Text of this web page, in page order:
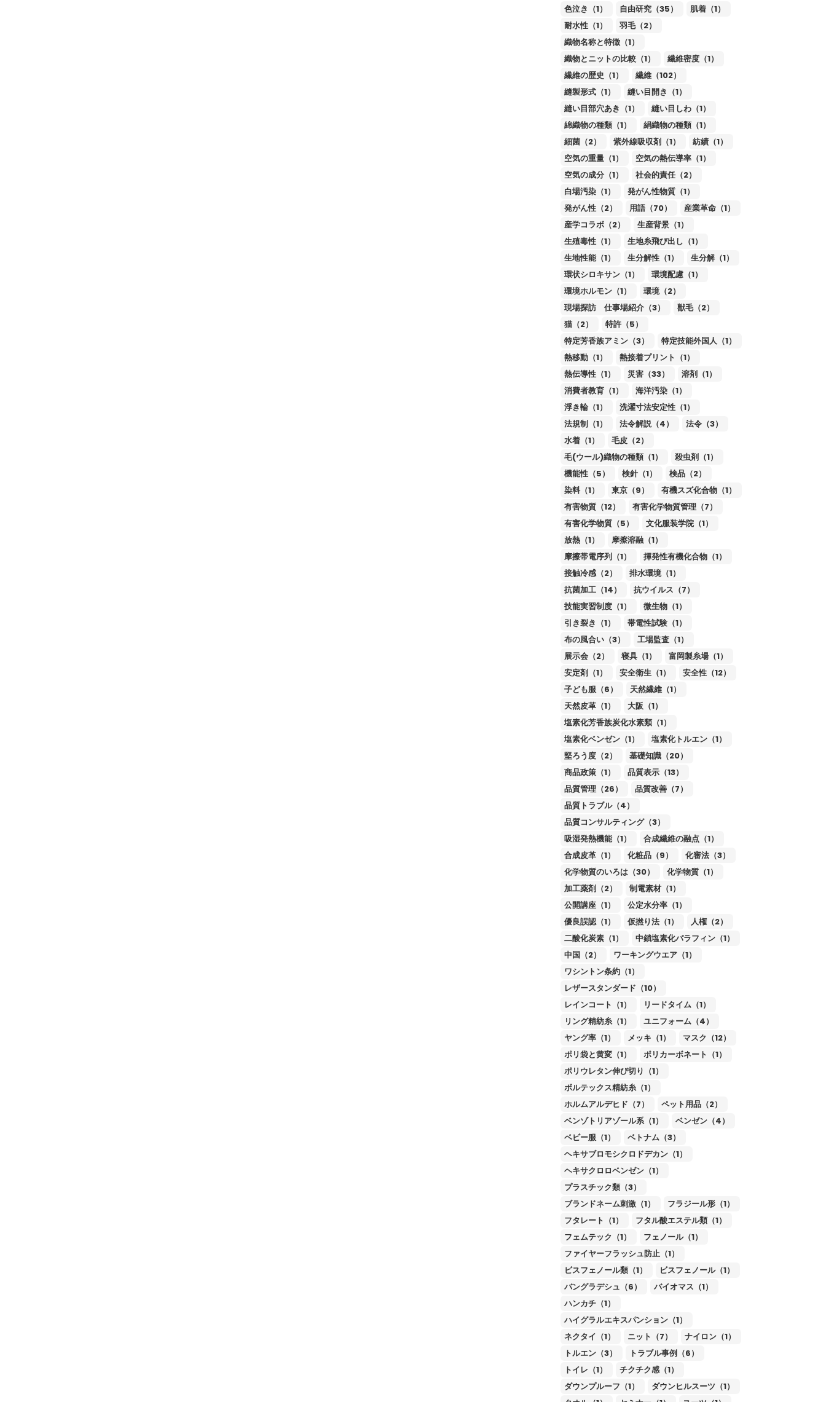
色泣き（1）
自由研究（35）
肌着（1）
耐水性（1）
羽毛（2）
織物名称と特徴（1）
織物とニットの比較（1）
繊維密度（1）
繊維の歴史（1）
繊維（102）
縫製形式（1）
縫い目開き（1）
縫い目部穴あき（1）
縫い目しわ（1）
綿織物の種類（1）
絹織物の種類（1）
細菌（2）
紫外線吸収剤（1）
紡績（1）
空気の重量（1）
空気の熱伝導率（1）
空気の成分（1）
社会的責任（2）
白場汚染（1）
発がん性物質（1）
発がん性（2）
用語（70）
産業革命（1）
産学コラボ（2）
生産背景（1）
生殖毒性（1）
生地糸飛び出し（1）
生地性能（1）
生分解性（1）
生分解（1）
環状シロキサン（1）
環境配慮（1）
環境ホルモン（1）
環境（2）
現場探訪 仕事場紹介（3）
獣毛（2）
猫（2）
特許（5）
特定芳香族アミン（3）
特定技能外国人（1）
熱移動（1）
熱接着プリント（1）
熱伝導性（1）
災害（33）
溶剤（1）
消費者教育（1）
海洋汚染（1）
浮き輪（1）
洗濯寸法安定性（1）
法規制（1）
法令解説（4）
法令（3）
水着（1）
毛皮（2）
毛(ウール)織物の種類（1）
殺虫剤（1）
機能性（5）
検針（1）
検品（2）
染料（1）
東京（9）
有機スズ化合物（1）
有害物質（12）
有害化学物質管理（7）
有害化学物質（5）
文化服装学院（1）
放熱（1）
摩擦溶融（1）
摩擦帯電序列（1）
揮発性有機化合物（1）
接触冷感（2）
排水環境（1）
抗菌加工（14）
抗ウイルス（7）
技能実習制度（1）
微生物（1）
引き裂き（1）
帯電性試験（1）
布の風合い（3）
工場監査（1）
展示会（2）
寝具（1）
富岡製糸場（1）
安定剤（1）
安全衛生（1）
安全性（12）
子ども服（6）
天然繊維（1）
天然皮革（1）
大阪（1）
塩素化芳香族炭化水素類（1）
塩素化ベンゼン（1）
塩素化トルエン（1）
堅ろう度（2）
基礎知識（20）
商品政策（1）
品質表示（13）
品質管理（26）
品質改善（7）
品質トラブル（4）
品質コンサルティング（3）
吸湿発熱機能（1）
合成繊維の融点（1）
合成皮革（1）
化粧品（9）
化審法（3）
化学物質のいろは（30）
化学物質（1）
加工薬剤（2）
制電素材（1）
公開講座（1）
公定水分率（1）
優良誤認（1）
仮撚り法（1）
人権（2）
二酸化炭素（1）
中鎖塩素化パラフィン（1）
中国（2）
ワーキングウエア（1）
ワシントン条約（1）
レザースタンダード（10）
レインコート（1）
リードタイム（1）
リング精紡糸（1）
ユニフォーム（4）
ヤング率（1）
メッキ（1）
マスク（12）
ポリ袋と黄変（1）
ポリカーボネート（1）
ポリウレタン伸び切り（1）
ボルテックス精紡糸（1）
ホルムアルデヒド（7）
ペット用品（2）
ベンゾトリアゾール系（1）
ベンゼン（4）
ベビー服（1）
ベトナム（3）
ヘキサブロモシクロドデカン（1）
ヘキサクロロベンゼン（1）
プラスチック類（3）
ブランドネーム刺激（1）
フラジール形（1）
フタレート（1）
フタル酸エステル類（1）
フェムテック（1）
フェノール（1）
ファイヤーフラッシュ防止（1）
ビスフェノール類（1）
ビスフェノール（1）
バングラデシュ（6）
バイオマス（1）
ハンカチ（1）
ハイグラルエキスパンション（1）
ネクタイ（1）
ニット（7）
ナイロン（1）
トルエン（3）
トラブル事例（6）
トイレ（1）
チクチク感（1）
ダウンプルーフ（1）
ダウンヒルスーツ（1）